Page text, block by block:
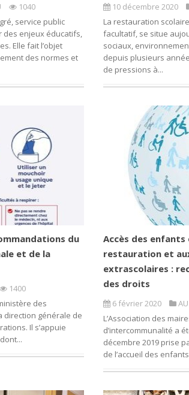
1040
service public
des enjeux éducatifs,
Elle fait l’objet
des normes et
10 décembre 2020
La restauration
facultatif, se situe
sociaux,
depuis plusieurs
de pressions à...
du
et de la
1400
des
direction générale de
Il s’appuie
Accès des
restauration et
extrascolaires :
des droits
6 février 2020
L’Association des
d’intercommunalité a
décembre 2019 prise
de l’accueil des